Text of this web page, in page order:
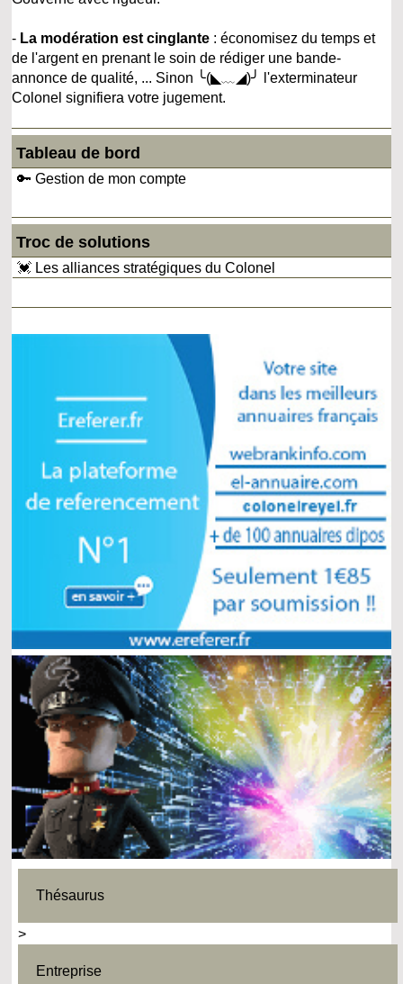
- La modération est cinglante : économisez du temps et
de l'argent en prenant le soin de rédiger une bande-
annonce de qualité, ... Sinon ╰(◣﹏◢)╯ l'exterminateur
Colonel signifiera votre jugement.
Tableau de bord
🔑 Gestion de mon compte
Troc de solutions
💓 Les alliances stratégiques du Colonel
Thésaurus
>
Entreprise